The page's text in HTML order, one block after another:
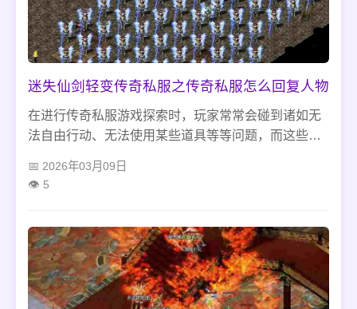
迷失仙剑轻变传奇私服之传奇私服怎么回复人物
在进行传奇私服游戏探索时，玩家常常会碰到诸如无
法自由行动、无法使用某些道具等等问题，而这些问
怎么回复人物呢。 第三步：填写回复信息 接下来，玩
等等，填写完成后点击“提交”。
2026年03月09日
5